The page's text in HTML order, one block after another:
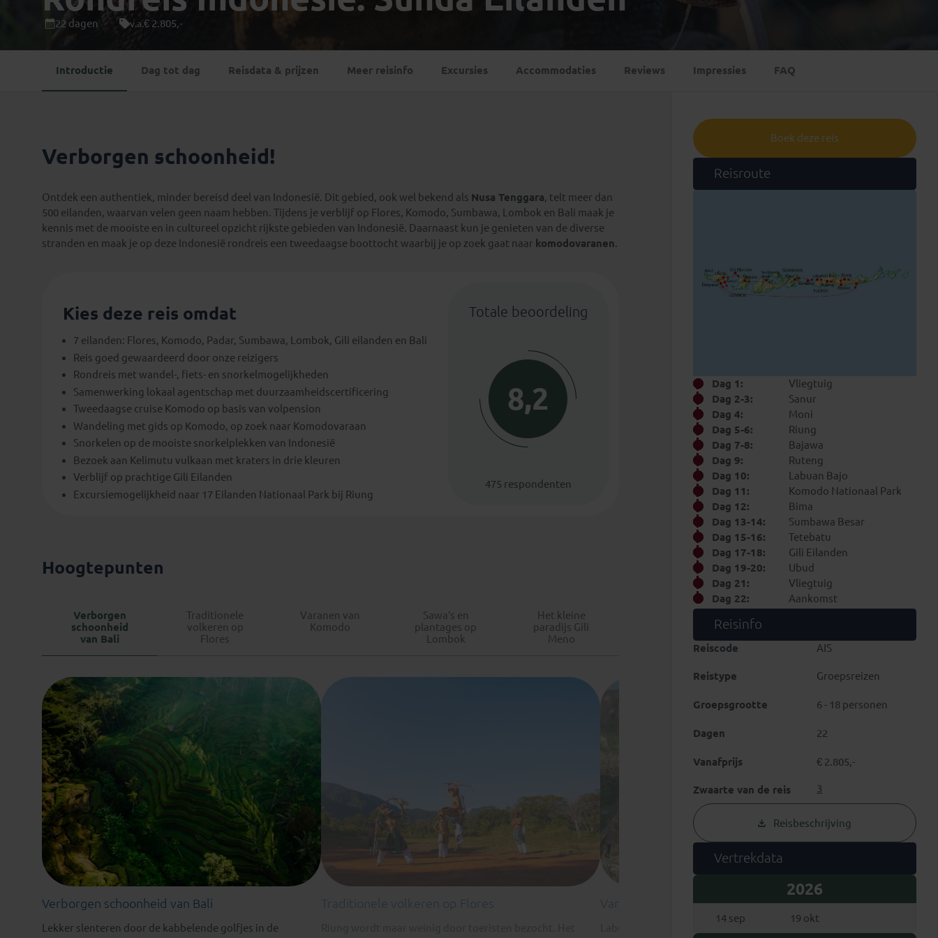
(1)
Singapore(1)
Sri Lanka(4)
Thailand(8)
Tanzania
Mexico
(4)
Suriname(1)
Georgië
(4)
Kroatië
(2)
22 dagen v.a.€ 2.805,-
Introductie Dag tot dag Reisdata & prijzen Meer reisinfo Excursies Accommodaties Reviews Impressies FAQ
Verborgen schoonheid!
Ontdek een authentiek, minder bereisd deel van Indonesië. Dit gebied, ook wel bekend als Nusa Tenggara, telt meer dan
500 eilanden, waarvan velen geen naam hebben. Tijdens je verblijf op Flores, Komodo, Sumbawa, Lombok en Bali maak je
kennis met de mooiste en in cultureel opzicht rijkste gebieden van Indonesië. Daarnaast kun je genieten van de diverse
stranden en maak je op deze Indonesië rondreis een tweedaagse boottocht waarbij je op zoek gaat naar komodovaranen.
Kies deze reis omdat
7 eilanden: Flores, Komodo, Padar, Sumbawa, Lombok, Gili eilanden en Bali
Reis goed gewaardeerd door onze reizigers
Rondreis met wandel-, fiets- en snorkelmogelijkheden
Samenwerking lokaal agentschap met duurzaamheidscertificering
Tweedaagse cruise Komodo op basis van volpension
Wandeling met gids op Komodo, op zoek naar Komodovaraan
Snorkelen op de mooiste snorkelplekken van Indonesië
Bezoek aan Kelimutu vulkaan met kraters in drie kleuren
Verblijf op prachtige Gili Eilanden
Excursiemogelijkheid naar 17 Eilanden Nationaal Park bij Riung
Totale beoordeling
8,2
475 respondenten
Hoogtepunten
Verborgen
schoonheid
van Bali
Traditionele
volkeren op
Flores
Varanen van
Komodo
Sawa’s en
plantages op
Lombok
Het kleine
paradijs Gili
Meno
Verborgen schoonheid van Bali
Lekker slenteren door de kabbelende golfjes in de
Traditionele volkeren op Flores Varanen van Komodo
Labuhanbajo is het enige islamitische plaatsje op West-
Sawa’s
Boek deze reis
Reisroute
Dag 1:
Vliegtuig
Dag 2-3:
Sanur
Dag 4:
Moni
Dag 5-6:
Riung
Dag 7-8:
Bajawa
Dag 9:
Ruteng
Dag 10:
Labuan Bajo
Dag 11:
Komodo Nationaal Park
Dag 12:
Bima
Dag 13-14:
Sumbawa Besar
Dag 15-16:
Tetebatu
Dag 17-18:
Gili Eilanden
Dag 19-20:
Ubud
Dag 21:
Vliegtuig
Dag 22:
Aankomst
Reisinfo
Reiscode AIS
Reistype Groepsreizen
Groepsgrootte 6 - 18 personen
Dagen 22
Vanafprijs € 2.805,-
Zwaarte van de reis 3
Reisbeschrijving
Vertrekdata
2026
14 sep 19 okt